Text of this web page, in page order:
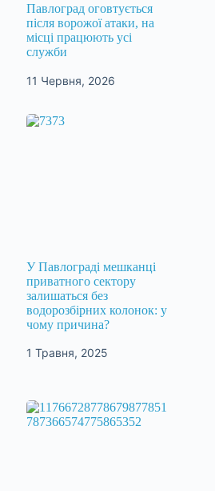
Павлоград оговтується
після ворожої атаки, на
місці працюють усі
служби
11 Червня, 2026
У Павлограді мешканці
приватного сектору
залишаться без
водорозбірних колонок: у
чому причина?
1 Травня, 2025